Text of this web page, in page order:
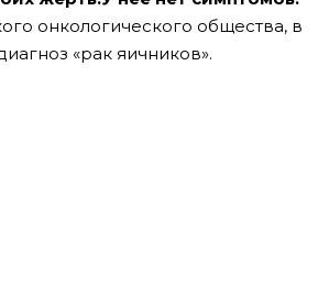
онкологического общества, в
«рак яичников».